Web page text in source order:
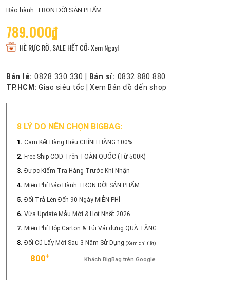
Bảo hành: TRỌN ĐỜI SẢN PHẨM
789.000₫
HÈ RỰC RỠ, SALE HẾT CỠ: Xem Ngay!
Bán lẻ: 0828 330 330 Bán sỉ: 0832 880 880
TP.HCM: Giao siêu tốc Xem Bản đồ đến shop
8 LÝ DO NÊN CHỌN BIGBAG:
1. Cam Kết Hàng Hiệu CHÍNH HÃNG 100%
2. Free Ship COD Trên TOÀN QUỐC (Từ 500K)
3. Được Kiểm Tra Hàng Trước Khi Nhận
4. Miễn Phí Bảo Hành TRỌN ĐỜI SẢN PHẨM
5. Đổi Trả Lên Đến 90 Ngày MIỄN PHÍ
6. Vừa Update Mẫu Mới & Hot Nhất 2026
7. Miễn Phí Hộp Carton & Túi Vải đựng QUÀ TẶNG
8. Đổi Cũ Lấy Mới Sau 3 Năm Sử Dụng (Xem chi tiết)
800+ Khách BigBag trên Google